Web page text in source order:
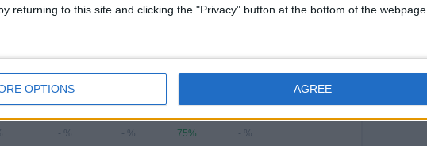
returning to this site and clicking the "Privacy" button at the bottom of the webpage.
OPTIONS AGREE
DONDERDAG
-
- %
-
- %
3
75%
-
- %